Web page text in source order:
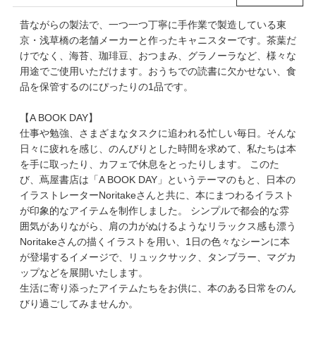
昔ながらの製法で、一つ一つ丁寧に手作業で製造している東
京・浅草橋の老舗メーカーと作ったキャニスターです。茶葉だ
けでなく、海苔、珈琲豆、おつまみ、グラノーラなど、様々な
用途でご使用いただけます。おうちでの読書に欠かせない、食
品を保管するのにぴったりの1品です。
【A BOOK DAY】
仕事や勉強、さまざまなタスクに追われる忙しい毎日。そんな
日々に疲れを感じ、のんびりとした時間を求めて、私たちは本
を手に取ったり、カフェで休息をとったりします。 このた
び、蔦屋書店は「A BOOK DAY」というテーマのもと、日本の
イラストレーターNoritakeさんと共に、本にまつわるイラスト
が印象的なアイテムを制作しました。 シンプルで都会的な雰
囲気がありながら、肩の力がぬけるようなリラックス感も漂う
Noritakeさんの描くイラストを用い、1日の色々なシーンに本
が登場するイメージで、リュックサック、タンブラー、マグカ
ップなどを展開いたします。
生活に寄り添ったアイテムたちをお供に、本のある日常をのん
びり過ごしてみませんか。